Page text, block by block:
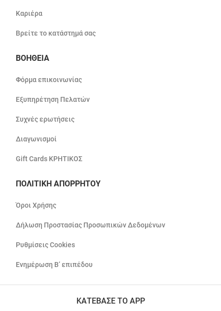
Καριέρα
Βρείτε το κατάστημά σας
ΒΟΗΘΕΙΑ
Φόρμα επικοινωνίας
Εξυπηρέτηση Πελατών
Συχνές ερωτήσεις
Διαγωνισμοί
Gift Cards ΚΡΗΤΙΚΟΣ
ΠΟΛΙΤΙΚΗ ΑΠΟΡΡΗΤΟΥ
Όροι Χρήσης
Δήλωση Προστασίας Προσωπικών Δεδομένων
Ρυθμίσεις Cookies
Ενημέρωση Β’ επιπέδου
ΚΑΤΕΒΑΣΕ ΤΟ APP